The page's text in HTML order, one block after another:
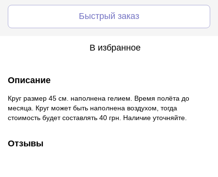
Быстрый заказ
В избранное
Описание
Круг размер 45 см. наполнена гелием. Время полёта до
месяца. Круг может быть наполнена воздухом, тогда
стоимость будет составлять 40 грн. Наличие уточняйте.
Отзывы